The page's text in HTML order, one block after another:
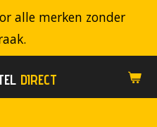
DIRECT
alle merken zonder